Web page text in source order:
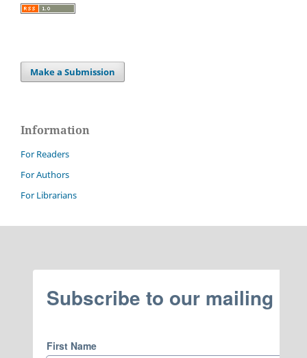
Make a Submission
Information
For Readers
For Authors
For Librarians